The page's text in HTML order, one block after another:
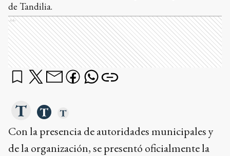
de Tandilia.
Ads
Con la presencia de autoridades municipales y
de la organización, se presentó oficialmente la